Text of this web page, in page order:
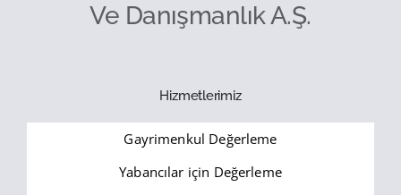
Ve Danışmanlık A.Ş.
Hizmetlerimiz
Gayrimenkul Değerleme
Yabancılar için Değerleme